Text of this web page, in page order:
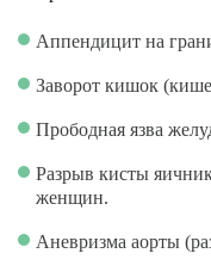
Аппендицит на
Заворот кишок
Прободная язва
Разрыв кисты
женщин.
Аневризма аорты